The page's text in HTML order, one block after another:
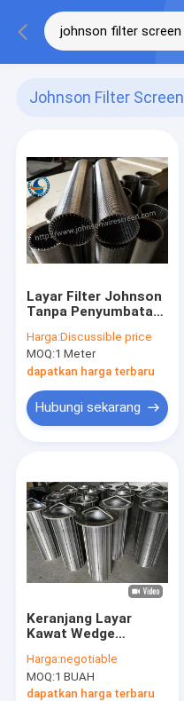
Johnson Filter Screen
Layar Filter Johnson
Tanpa Penyumbatan,
Johnson Untuk
Pabrik Gula
Harga:Discussible price
MOQ:1 Meter
dapatkan harga terbaru
Hubungi sekarang
Keranjang Layar
Kawat Wedge
Kartrid Filter
Pegangan
Harga:negotiable
MOQ:1 BUAH
dapatkan harga terbaru